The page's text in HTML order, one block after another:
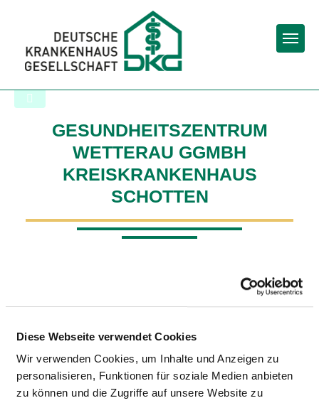
Diese Webseite verwendet Cookies
Wir verwenden Cookies, um Inhalte und Anzeigen zu
personalisieren, Funktionen für soziale Medien anbieten
zu können und die Zugriffe auf unsere Website zu
GESUNDHEITSZENTRUM
WETTERAU GGMBH
KREISKRANKENHAUS
SCHOTTEN